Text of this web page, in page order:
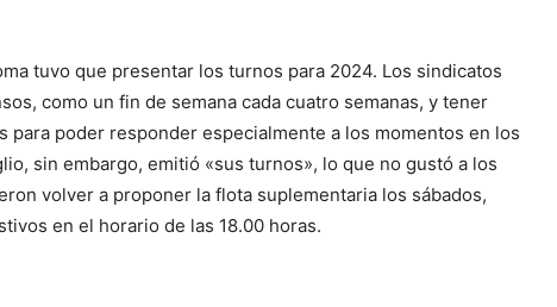
tuvo que presentar los turnos para 2024. Los sindicatos
como un fin de semana cada cuatro semanas, y tener
poder responder especialmente a los momentos en los
sin embargo, emitió «sus turnos», lo que no gustó a los
volver a proponer la flota suplementaria los sábados,
en el horario de las 18.00 horas.